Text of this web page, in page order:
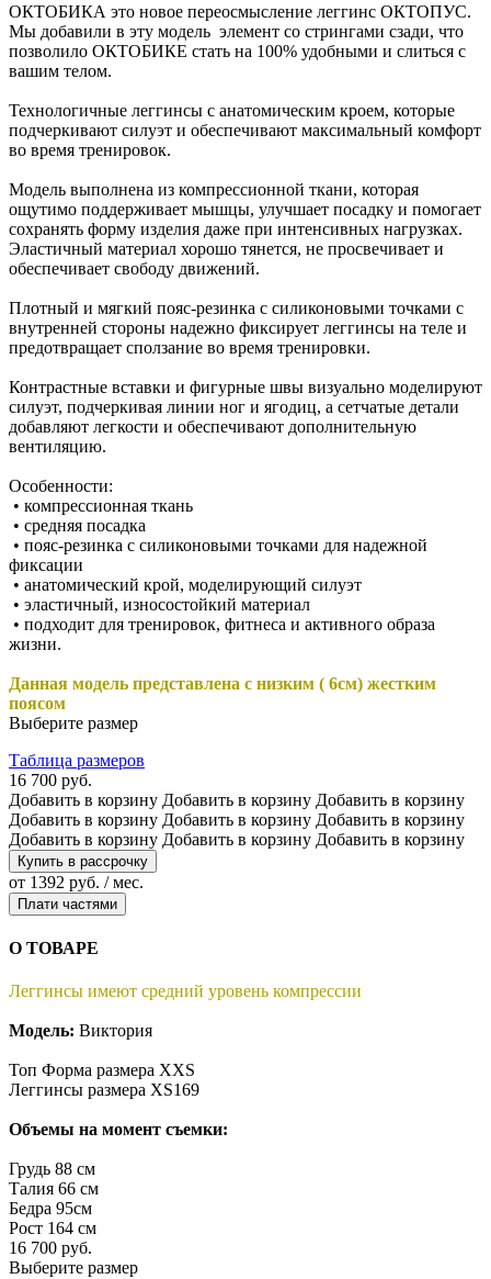
ОКТОБИКА это новое переосмысление леггинс ОКТОПУС.
Мы добавили в эту модель элемент со стрингами сзади, что
позволило ОКТОБИКЕ стать на 100% удобными и слиться с
вашим телом.
Технологичные леггинсы с анатомическим кроем, которые
подчеркивают силуэт и обеспечивают максимальный комфорт
во время тренировок.
Модель выполнена из компрессионной ткани, которая
ощутимо поддерживает мышцы, улучшает посадку и помогает
сохранять форму изделия даже при интенсивных нагрузках.
Эластичный материал хорошо тянется, не просвечивает и
обеспечивает свободу движений.
Плотный и мягкий пояс-резинка с силиконовыми точками с
внутренней стороны надежно фиксирует леггинсы на теле и
предотвращает сползание во время тренировки.
Контрастные вставки и фигурные швы визуально моделируют
силуэт, подчеркивая линии ног и ягодиц, а сетчатые детали
добавляют легкости и обеспечивают дополнительную
вентиляцию.
Особенности:
• компрессионная ткань
• средняя посадка
• пояс-резинка с силиконовыми точками для надежной
фиксации
• анатомический крой, моделирующий силуэт
• эластичный, износостойкий материал
• подходит для тренировок, фитнеса и активного образа
жизни.
Данная модель представлена с низким ( 6см) жестким
поясом
Выберите размер
Таблица размеров
16 700 руб.
Добавить в корзину Добавить в корзину Добавить в корзину
Добавить в корзину Добавить в корзину Добавить в корзину
Добавить в корзину Добавить в корзину Добавить в корзину
Купить в рассрочку
от 1392 руб. / мес.
Плати частями
О ТОВАРЕ
Леггинсы имеют средний уровень компрессии
Модель: Виктория
Топ Форма размера XXS
Леггинсы размера XS169
Объемы на момент съемки:
Грудь 88 см
Талия 66 см
Бедра 95см
Рост 164 см
16 700 руб.
Выберите размер